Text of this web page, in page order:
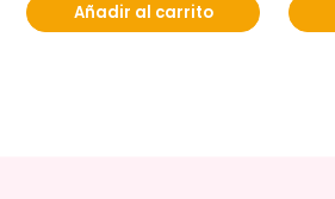
Añadir al carrito